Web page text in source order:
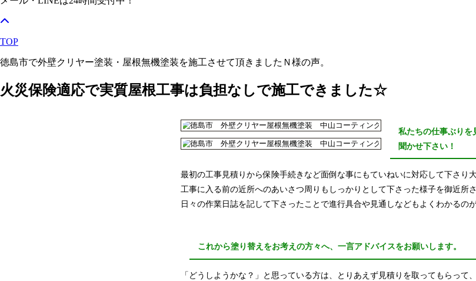
TOP
徳島市で外壁クリヤー塗装・屋根無機塗装を施工させて頂きましたＮ様の声。
火災保険適応で実質屋根工事は負担なしで施工できました☆
私たちの仕事ぶりを
聞かせ下さい！
最初の工事見積りから保険手続きなど面倒な事にもていねいに対応して下さり
工事に入る前の近所へのあいさつ周りもしっかりとして下さった様子を御近
日々の作業日誌を記して下さったことで進行具合や見通しなどもよくわかるのが
これから塗り替えをお考えの方々へ、一言アドバイスをお願いします。
「どうしようかな？」と思っている方は、とりあえず見積りを取ってもらって